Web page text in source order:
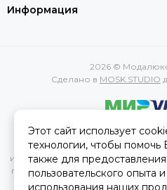
Информация
2026 ©
Сделано в MOSK.STUDIO
Вся представленная на
характеристик, стоимости
информационный характер и ни
публичной офертой,
Гражданского
Этот сайт использует
технологии, чтобы помочь
также для
пользовательского опыта
использования наших